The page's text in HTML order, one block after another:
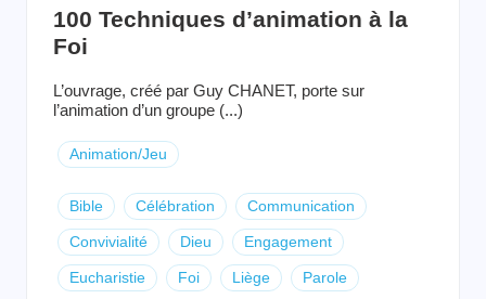
100 Techniques d’animation à la
Foi
L’ouvrage, créé par Guy CHANET, porte sur
l’animation d’un groupe (...)
Animation/Jeu
Bible Célébration Communication
Convivialité Dieu Engagement
Eucharistie Foi Liège Parole